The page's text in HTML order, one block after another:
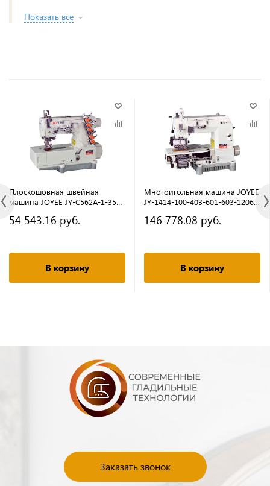
Показать все
Плоскошовная швейная
машина JOYEE JY-С562A-1-356-
54 543.16 руб.
В корзину
Многоигольная машина JOYEE
JY-1414-100-403-601-603-12064
146 778.08 руб.
В корзину
Заказать звонок